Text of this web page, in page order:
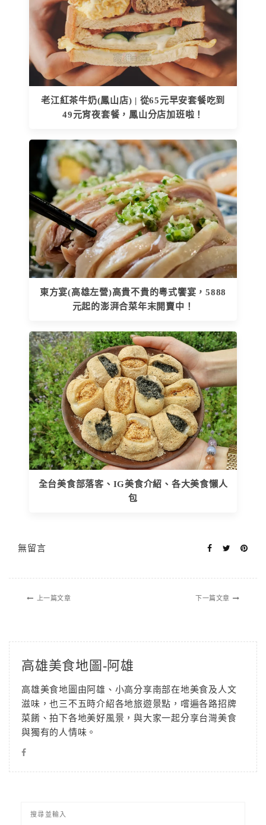
老江紅茶牛奶(鳳山店) | 從65元早安套餐吃到
49元宵夜套餐，鳳山分店加班啦！
東方宴(高雄左營)高貴不貴的粵式饗宴，5888
元起的澎湃合菜年末開賣中！
全台美食部落客、IG美食介紹、各大美食懶人
包
無留言
上一篇文章 下一篇文章
高雄美食地圖-阿雄
高雄美食地圖由阿雄、小高分享南部在地美食及人文
滋味，也三不五時介紹各地旅遊景點，嚐遍各路招牌
菜餚、拍下各地美好風景，與大家一起分享台灣美食
與獨有的人情味。